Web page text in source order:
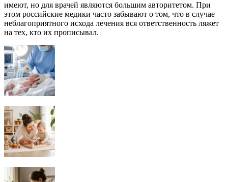
имеют, но для врачей являются большим авторитетом. При
этом российские медики часто забывают о том, что в случае
неблагоприятного исхода лечения вся ответственность ляжет
на тех, кто их прописывал.